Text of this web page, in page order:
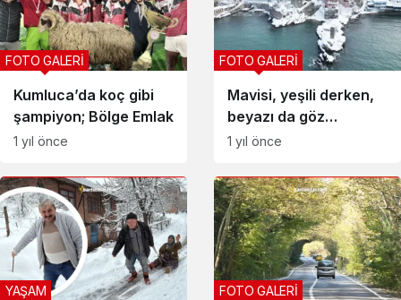
Kumluca’da koç gibi
şampiyon; Bölge Emlak
FOTO GALERİ
1 yıl önce
Mavisi, yeşili derken,
beyazı da göz
kamaştırdı; işte
FOTO GALERİ
1 yıl önce
YAŞAM FOTO GALERİ